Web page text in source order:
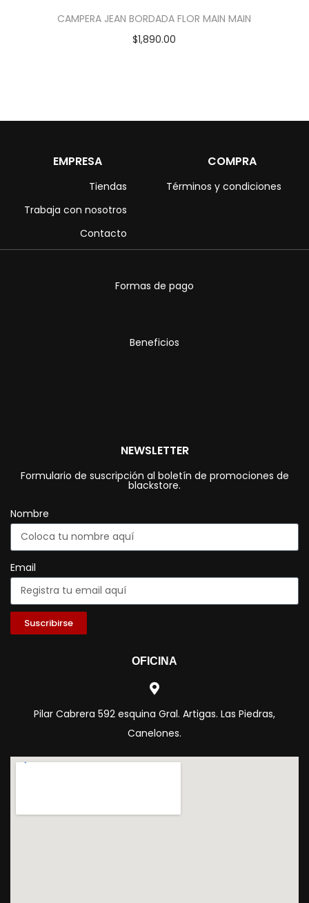
CAMPERA JEAN BORDADA FLOR MAIN MAIN
$1,890.00
EMPRESA
Tiendas
Trabaja con nosotros
Contacto
COMPRA
Términos y condiciones
Formas de pago
Beneficios
NEWSLETTER
Formulario de suscripción al boletín de promociones de
blackstore.
Nombre
Email
Suscribirse
OFICINA
Pilar Cabrera 592 esquina Gral. Artigas. Las Piedras,
Canelones.